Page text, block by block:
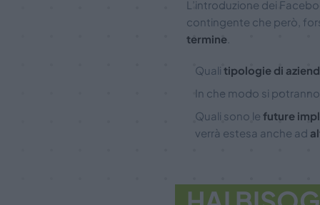
L’introduzione dei
contingente che però,
termine.
Quali tipologie di
In che modo si
Quali sono le future
verrà estesa anche ad